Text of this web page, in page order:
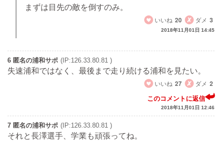
まずは目先の敵を倒すのみ。
いいね 20 ダメ 3
2018年11月01日 14:45
6 匿名の浦和サポ (IP:126.33.80.81 )
失速浦和ではなく、最後まで走り続ける浦和を見たい。
いいね 27 ダメ 2
このコメントに返信
2018年11月01日 12:46
7 匿名の浦和サポ (IP:126.33.80.81 )
それと長澤選手、学業も頑張ってね。